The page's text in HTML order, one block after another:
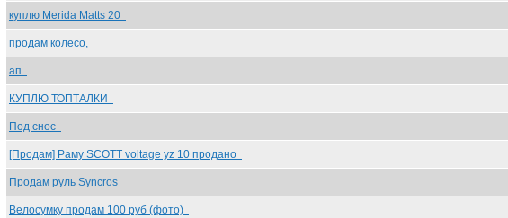
куплю Merida Matts 20
продам колесо,
ап
КУПЛЮ ТОПТАЛКИ
Под снос
[Продам] Раму SCOTT voltage yz 10 продано
Продам руль Syncros
Велосумку продам 100 руб (фото)